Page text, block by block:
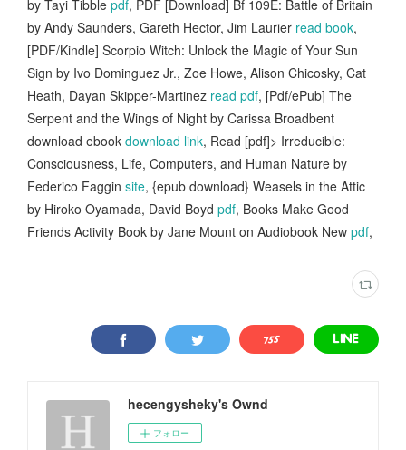
by Tayi Tibble pdf, PDF [Download] Bf 109E: Battle of Britain
by Andy Saunders, Gareth Hector, Jim Laurier read book,
[PDF/Kindle] Scorpio Witch: Unlock the Magic of Your Sun
Sign by Ivo Dominguez Jr., Zoe Howe, Alison Chicosky, Cat
Heath, Dayan Skipper-Martinez read pdf, [Pdf/ePub] The
Serpent and the Wings of Night by Carissa Broadbent
download ebook download link, Read [pdf]> Irreducible:
Consciousness, Life, Computers, and Human Nature by
Federico Faggin site, {epub download} Weasels in the Attic
by Hiroko Oyamada, David Boyd pdf, Books Make Good
Friends Activity Book by Jane Mount on Audiobook New pdf,
hecengysheky's Ownd
フォロー